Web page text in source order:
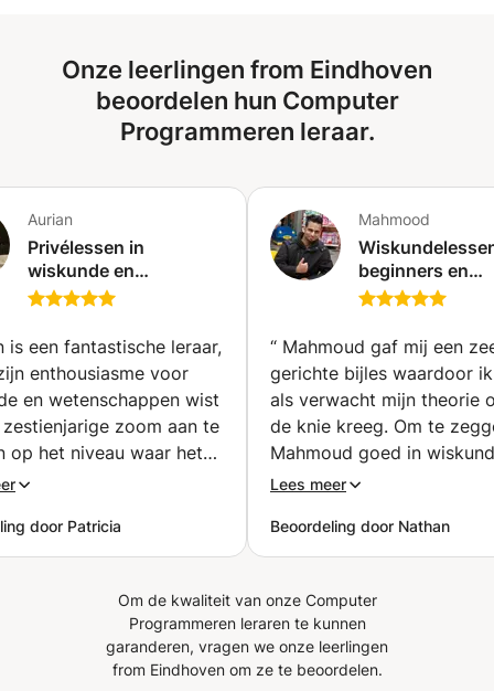
do-while Loops - Object georiënteerd programmeren -
Objecten en klassen - Gebruik van Java-objecten - Java-
bestanden en I / O - Interfaces en abstracte klassen -
Innerlijke klassen
Onze leerlingen from Eindhoven
beoordelen hun Computer
Programmeren leraar.
Aurian
Privélessen in
wiskunde en
wetenschappen voor
is een fantastische leraar,
enthousiasme voor
en wetenschappen wist
zoom aan te
op het niveau waar het
uitdaging bood. Zo
en te begeesteren voor
en wetenschappen.
erg tevreden! ”
door Patricia
Mahmood
beginners en
gevorderden
“ Mahmoud gaf mij een
gerichte bijles waardoor
als verwacht mijn theorie
de knie kreeg. Om te
Mahmoud goed in
een understatement!
konden we na onze
een fijne babbel hebben
interesses. ”
Lees meer
Beoordeling door Nathan
Om de kwaliteit van onze Computer
Programmeren leraren te kunnen
garanderen, vragen we onze leerlingen
from Eindhoven om ze te beoordelen.